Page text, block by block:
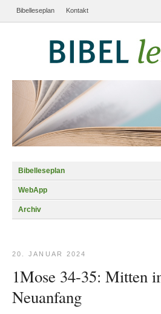
Bibelleseplan Kontakt
Bibelleseplan
WebApp
Archiv
20. JANUAR 2024
1Mose 34-35: Mitten
Neuanfang